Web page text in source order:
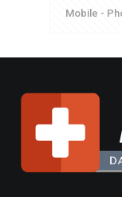
Mobile -